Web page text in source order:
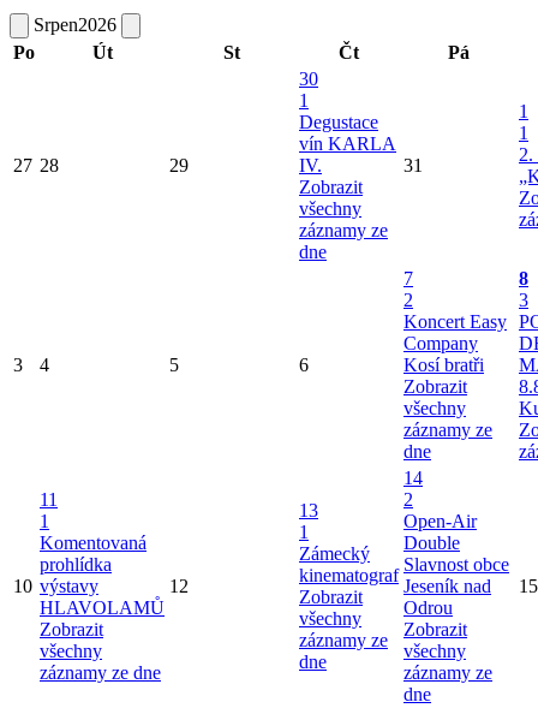
Srpen2026
Po
Út St Čt Pá
27 28 29
30
1
Degustace
vín KARLA
IV.
Zobrazit
všechny
záznamy ze
dne
31
1
1
2.
3 4 5 6
7
2
Koncert Easy
Company
Kosí bratři
Zobrazit
všechny
záznamy ze
dne
8
3
10
11
1
Komentovaná
prohlídka
výstavy
HLAVOLAMŮ
Zobrazit
všechny
záznamy ze dne
12
13
1
Zámecký
kinematograf
Zobrazit
všechny
záznamy ze
dne
14
2
Open-Air
Double
Slavnost obce
Jeseník nad
Odrou
Zobrazit
všechny
záznamy ze
dne
15